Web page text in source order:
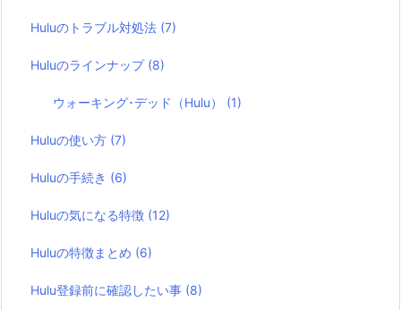
Huluのトラブル対処法 (7)
Huluのラインナップ (8)
ウォーキング･デッド（Hulu） (1)
Huluの使い方 (7)
Huluの手続き (6)
Huluの気になる特徴 (12)
Huluの特徴まとめ (6)
Hulu登録前に確認したい事 (8)